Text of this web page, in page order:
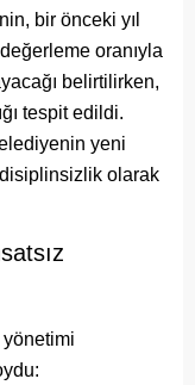
bir önceki yıl
oranıyla
belirtilirken,
tespit edildi.
yeni
olarak